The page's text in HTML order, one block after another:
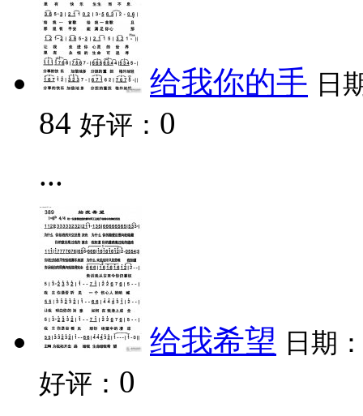
给我你的手 日
84 好评： 0
...
给我希望 日期
好评： 0